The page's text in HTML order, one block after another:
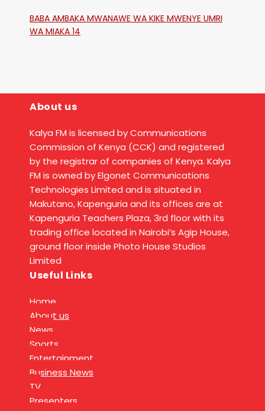
BABA AMBAKA MWANAWE WA KIKE MWENYE UMRI
WA MIAKA 14
About us
Kalya FM is licensed by Communications
Commission of Kenya (CCK) and registered
by the registrar of companies of Kenya. Kalya
FM is owned by Elgonet Communications
Technologies Limited and is situated in
Makutano, Kapenguria and its offices are at
Kapenguria Teachers Plaza, 3rd floor with its
trading office located in Nairobi’s Agip House,
ground floor inside Photo House Studios
Limited
Useful Links
Home
About us
News
Sports
Entertainment
Business News
TV
Presenters